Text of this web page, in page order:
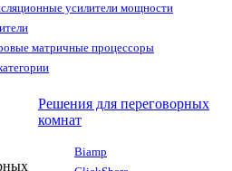
усилители мощности
матричные процессоры
Решения для переговорных
комнат
Biamp